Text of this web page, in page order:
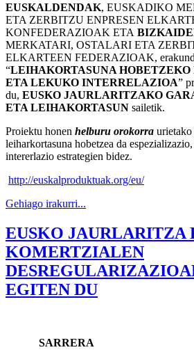
EUSKALDENDAK, EUSKADIKO
ETA ZERBITZU ENPRESEN
KONFEDERAZIOAK ETA
MERKATARI, OSTALARI ETA
ELKARTEEN FEDERAZIOAK,
“LEIHAKORTASUNA
ETA LEKUKO INTERRELAZIOA”
du, EUSKO JAURLARITZAKO
ETA LEIHAKORTASUN sailetik.
Proiektu honen helburu orokorra
leiharkortasuna hobetzea da
intererlazio estrategien bidez.
http://euskalproduktuak.org/eu/
Gehiago irakurri...
EUSKO JAURLARITZA
KOMERTZIALEN
EGITEN DU
SARRERA